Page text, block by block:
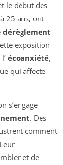
le début des
25 ans, ont
dérèglement
exposition
écoanxiété,
qui affecte
s’engage
. Des
comment
et de